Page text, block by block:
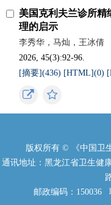
美国克利夫兰诊所精
理的启示
李秀华，马灿，王冰倩
2026, 45(3):92-96.
[摘要](436) [HTML](0)
版权所有 © 《中国卫
通讯地址：黑龙江省卫生健
邮政编码：150036